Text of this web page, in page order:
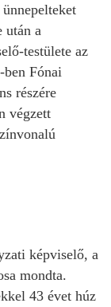
után a
testülete az
ben Fónai
részére
végzett
képviselő, a
mondta.
43 évet húz